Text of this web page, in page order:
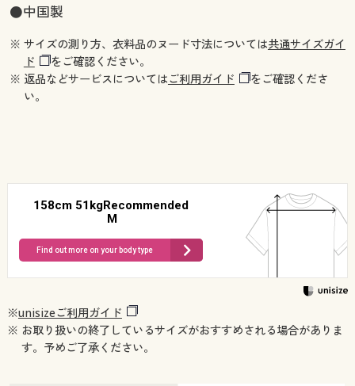
●中国製
※ サイズの測り方、衣料品のヌード寸法については共通サイズガイ
ド
をご確認ください。
※ 返品などサービスについてはご利用ガイド
をご確認くださ
い。
158cm 51kgRecommended
M
Find out more on your body type
※unisizeご利用ガイド
※ お取り扱いの終了しているサイズがおすすめされる場合がありま
す。予めご了承ください。